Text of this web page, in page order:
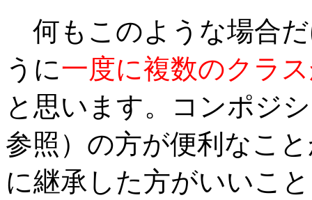
何もこのような場合
うに一度に複数のクラ
と思います。コンポジ
参照）の方が便利なこ
に継承した方がいいこ